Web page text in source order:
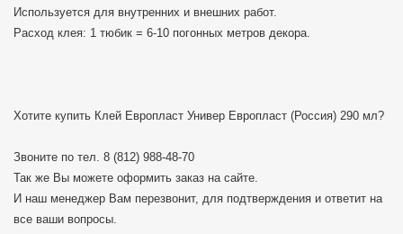
Используется для внутренних и внешних работ.
Расход клея: 1 тюбик = 6-10 погонных метров декора.
Хотите купить Клей Европласт Универ Европласт (Россия) 290 мл?
Звоните по тел. 8 (812) 988-48-70
Так же Вы можете оформить заказ на сайте.
И наш менеджер Вам перезвонит, для подтверждения и ответит на
все ваши вопросы.